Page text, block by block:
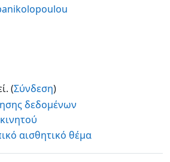
(Σύνδεση)
δεδομένων
αισθητικό θέμα